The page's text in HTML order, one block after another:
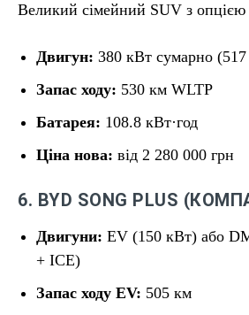
Великий сімейний SUV з опцією
Двигун: 380 кВт сумарно
Запас ходу: 530 км WLTP
Батарея: 108.8 кВт·год
Ціна нова: від 2 280 000 грн
6. BYD SONG PLUS
Двигуни: EV (150 кВт) або
+ ICE)
Запас ходу EV: 505 км